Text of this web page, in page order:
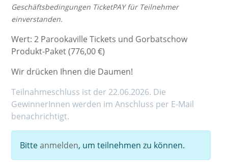
Geschäftsbedingungen TicketPAYfür Teilnehmer
einverstanden.
Wert: 2 Parookaville Tickets und Gorbatschow
Produkt-Paket (776,00 €)
Wir drücken Ihnen die Daumen!
Teilnahmeschluss ist der 22.06.2026. Die
GewinnerInnen werden im Anschluss per E-Mail
benachrichtigt.
Bitteanmelden, um teilnehmen zu können.